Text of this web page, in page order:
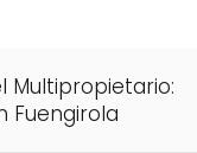
Multipropietario:
Fuengirola